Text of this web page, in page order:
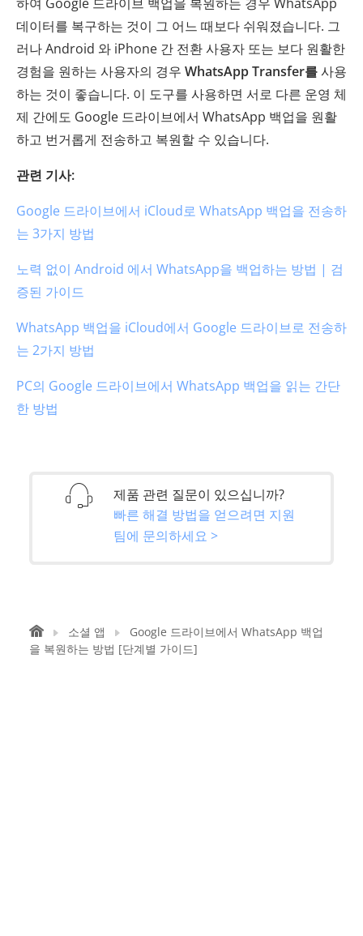
데이터를 복구하는 것이 그 어느 때보다 쉬워졌습니다. 그
러나 Android 와 iPhone 간 전환 사용자 또는 보다 원활한
경험을 원하는 사용자의 경우 WhatsApp Transfer를사용
하는 것이 좋습니다. 이 도구를 사용하면 서로 다른 운영 체
제 간에도 Google 드라이브에서 WhatsApp 백업을 원활
하고 번거롭게 전송하고 복원할 수 있습니다.
관련 기사:
Google 드라이브에서 iCloud로 WhatsApp 백업을 전송하
는 3가지 방법
노력 없이 Android 에서 WhatsApp을 백업하는 방법 | 검
증된 가이드
WhatsApp 백업을 iCloud에서 Google 드라이브로 전송하
는 2가지 방법
PC의 Google 드라이브에서 WhatsApp 백업을 읽는 간단
한 방법
제품 관련 질문이 있으십니까?
빠른 해결 방법을 얻으려면 지원
팀에 문의하세요 >
소셜 앱
Google 드라이브에서 WhatsApp 백업
을 복원하는 방법 [단계별 가이드]